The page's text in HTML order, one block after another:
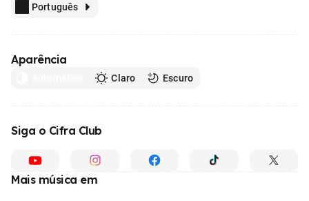
Português
Aparência
Claro Escuro
Siga o Cifra Club
Mais música em